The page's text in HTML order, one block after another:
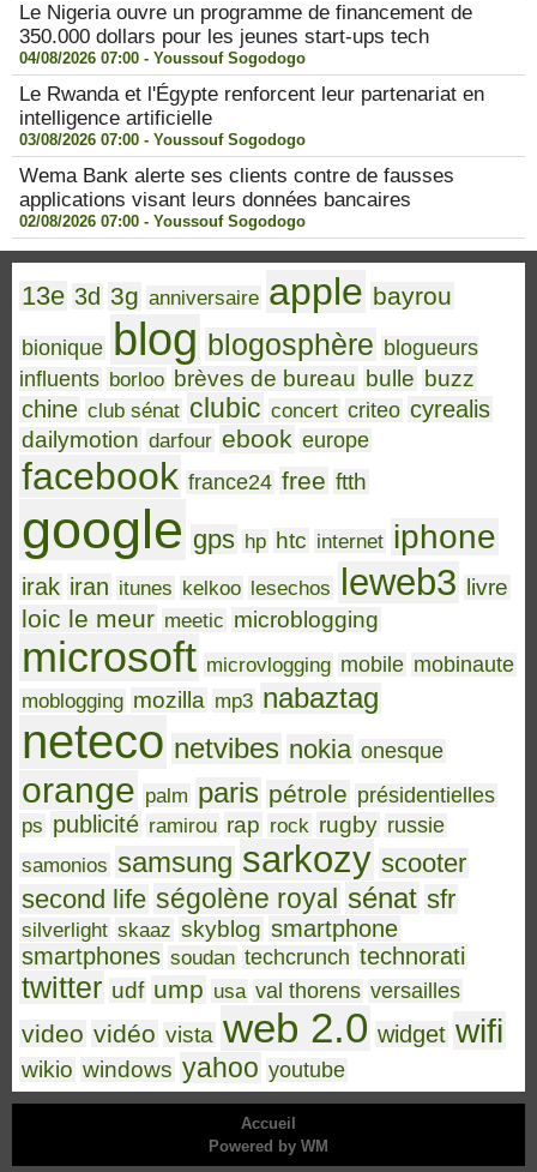
Le Nigeria ouvre un programme de financement de
350.000 dollars pour les jeunes start-ups tech
04/08/2026 07:00 - Youssouf Sogodogo
Le Rwanda et l'Égypte renforcent leur partenariat en
intelligence artificielle
03/08/2026 07:00 - Youssouf Sogodogo
Wema Bank alerte ses clients contre de fausses
applications visant leurs données bancaires
02/08/2026 07:00 - Youssouf Sogodogo
13e 3d 3g anniversaire apple bayrou
bionique blog blogosphère blogueurs
influents borloo brèves de bureau bulle buzz
chine club sénat clubic concert criteo cyrealis
dailymotion darfour ebook europe
facebook france24 free ftth
google gps hp htc internet iphone
irak iran itunes kelkoo lesechos leweb3 livre
loic le meur meetic microblogging
microsoft microvlogging mobile mobinaute
moblogging mozilla mp3 nabaztag
neteco netvibes nokia onesque
orange palm paris pétrole présidentielles
ps publicité ramirou rap rock rugby russie
samonios samsung sarkozy scooter
second life ségolène royal sénat sfr
silverlight skaaz skyblog smartphone
smartphones soudan techcrunch technorati
twitter udf ump usa val thorens versailles
video vidéo vista web 2.0 widget wifi
wikio windows yahoo youtube
Accueil
Powered by WM